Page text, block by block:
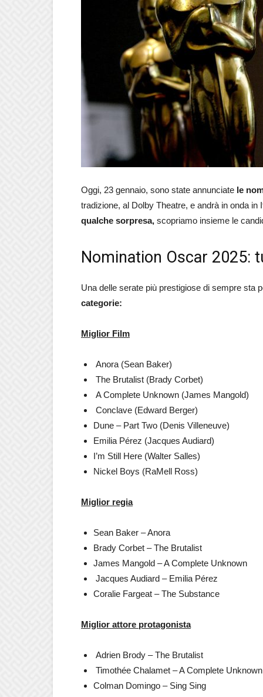
Oggi, 23 gennaio, sono state annunciate le
tradizione, al Dolby Theatre, e andrà in onda
qualche sorpresa, scopriamo insieme le
Nomination Oscar 2025:
Una delle serate più prestigiose di sempre sta
categorie:
Miglior Film
Anora (Sean Baker)
The Brutalist (Brady Corbet)
A Complete Unknown (James Mangold)
Conclave (Edward Berger)
Dune – Part Two (Denis Villeneuve)
Emilia Pérez (Jacques Audiard)
I’m Still Here (Walter Salles)
Nickel Boys (RaMell Ross)
Miglior regia
Sean Baker – Anora
Brady Corbet – The Brutalist
James Mangold – A Complete Unknown
Jacques Audiard – Emilia Pérez
Coralie Fargeat – The Substance
Miglior attore protagonista
Adrien Brody – The Brutalist
Timothée Chalamet – A Complete Unknown
Colman Domingo – Sing Sing